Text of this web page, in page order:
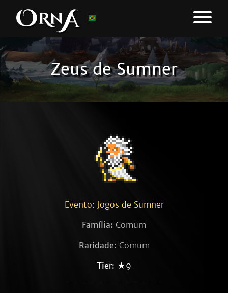
Zeus de Sumner
Evento: Jogos de Sumner
Família: Comum
Raridade: Comum
Tier: ★9